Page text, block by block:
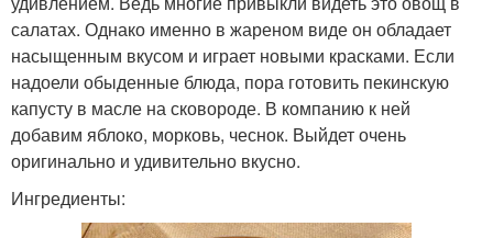
салатах. Однако именно в жареном виде он обладает
насыщенным вкусом и играет новыми красками. Если
надоели обыденные блюда, пора готовить пекинскую
капусту в масле на сковороде. В компанию к ней
добавим яблоко, морковь, чеснок. Выйдет очень
оригинально и удивительно вкусно.
Ингредиенты: